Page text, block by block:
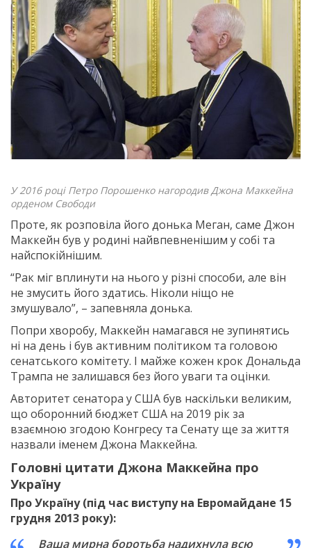
У 2016 році Петро Порошенко нагородив Джона Маккейна
орденом Свободи
Проте, як розповіла його донька Меган, саме Джон
Маккейн був у родині найвпевненішим у собі та
найспокійнішим.
“Рак міг вплинути на нього у різні способи, але він
не змусить його здатись. Ніколи ніщо не
змушувало”, – запевняла донька.
Попри хворобу, Маккейн намагався не зупинятись
ні на день і був активним політиком та головою
сенатського комітету. І майже кожен крок Дональда
Трампа не залишався без його уваги та оцінки.
Авторитет сенатора у США був наскільки великим,
що оборонний бюджет США на 2019 рік за
взаємною згодою Конгресу та Сенату ще за життя
назвали іменем Джона Маккейна.
Головні цитати Джона Маккейна про
Україну
Про Україну (під час виступу на Евромайдане 15
грудня 2013 року):
Ваша мирна боротьба надихнула всю